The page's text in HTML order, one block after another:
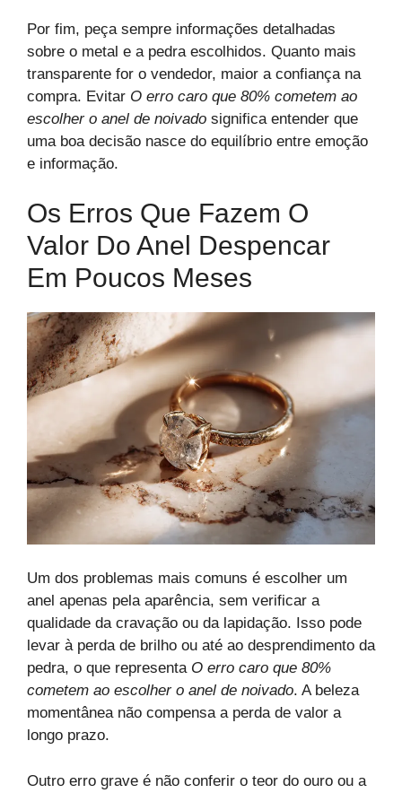
Por fim, peça sempre informações detalhadas
sobre o metal e a pedra escolhidos. Quanto mais
transparente for o vendedor, maior a confiança na
compra. Evitar O erro caro que 80% cometem ao
escolher o anel de noivado significa entender que
uma boa decisão nasce do equilíbrio entre emoção
e informação.
Os Erros Que Fazem O
Valor Do Anel Despencar
Em Poucos Meses
Um dos problemas mais comuns é escolher um
anel apenas pela aparência, sem verificar a
qualidade da cravação ou da lapidação. Isso pode
levar à perda de brilho ou até ao desprendimento da
pedra, o que representa O erro caro que 80%
cometem ao escolher o anel de noivado. A beleza
momentânea não compensa a perda de valor a
longo prazo.
Outro erro grave é não conferir o teor do ouro ou a